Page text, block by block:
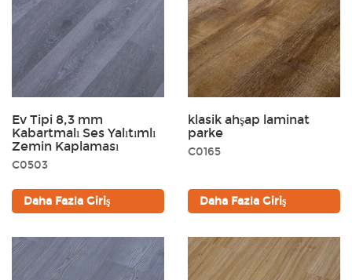
Ev Tipi 8,3 mm
Kabartmalı Ses Yalıtımlı
Zemin Kaplaması
C0503
Daha Fazla Giriş
klasik ahşap laminat
parke
C0165
Daha Fazla Giriş